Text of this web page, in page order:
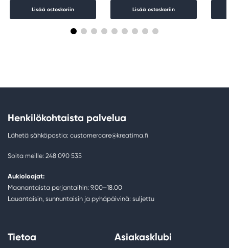
Lisää ostoskoriin Lisää ostoskoriin
Henkilökohtaista palvelua
Lähetä sähköpostia: customercare@kreatima.fi
Soita meille: 248 090 535
Aukioloajat:
Maanantaista perjantaihin: 9.00–18.00
Lauantaisin, sunnuntaisin ja pyhäpäivinä: suljettu
Tietoa Asiakasklubi